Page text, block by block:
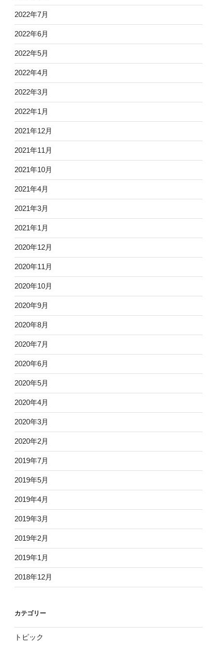
2022年7月
2022年6月
2022年5月
2022年4月
2022年3月
2022年1月
2021年12月
2021年11月
2021年10月
2021年4月
2021年3月
2021年1月
2020年12月
2020年11月
2020年10月
2020年9月
2020年8月
2020年7月
2020年6月
2020年5月
2020年4月
2020年3月
2020年2月
2019年7月
2019年5月
2019年4月
2019年3月
2019年2月
2019年1月
2018年12月
カテゴリー
トピック